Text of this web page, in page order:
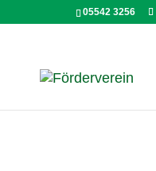
05542 3256